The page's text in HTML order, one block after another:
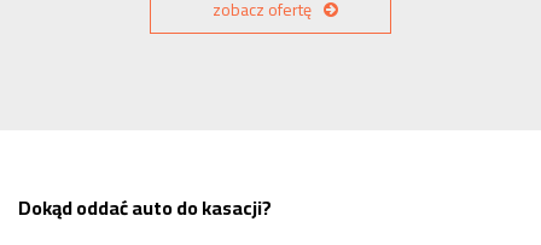
zobacz ofertę
Dokąd oddać auto do kasacji?